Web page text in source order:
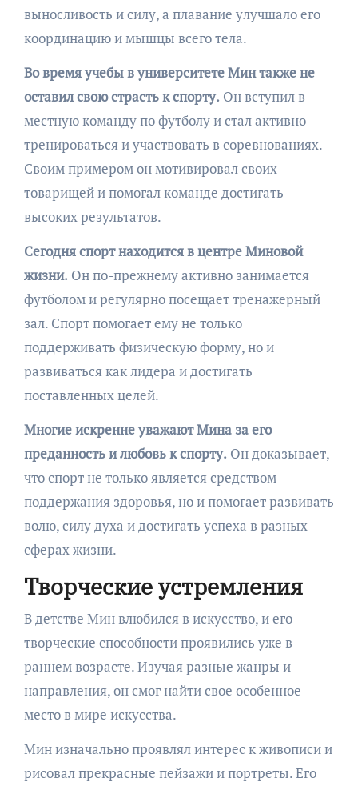
выносливость и силу, а плавание улучшало его
координацию и мышцы всего тела.
Во время учебы в университете Мин также не
оставил свою страсть к спорту. Он вступил в
местную команду по футболу и стал активно
тренироваться и участвовать в соревнованиях.
Своим примером он мотивировал своих
товарищей и помогал команде достигать
высоких результатов.
Сегодня спорт находится в центре Миновой
жизни. Он по-прежнему активно занимается
футболом и регулярно посещает тренажерный
зал. Спорт помогает ему не только
поддерживать физическую форму, но и
развиваться как лидера и достигать
поставленных целей.
Многие искренне уважают Мина за его
преданность и любовь к спорту. Он доказывает,
что спорт не только является средством
поддержания здоровья, но и помогает развивать
волю, силу духа и достигать успеха в разных
сферах жизни.
Творческие устремления
В детстве Мин влюбился в искусство, и его
творческие способности проявились уже в
раннем возрасте. Изучая разные жанры и
направления, он смог найти свое особенное
место в мире искусства.
Мин изначально проявлял интерес к живописи и
рисовал прекрасные пейзажи и портреты. Его